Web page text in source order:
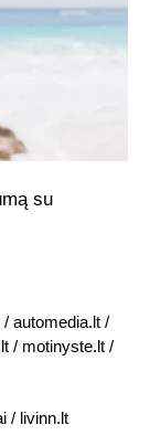
su
/ automedia.lt/
/ motinyste.lt/
/ livinn.lt